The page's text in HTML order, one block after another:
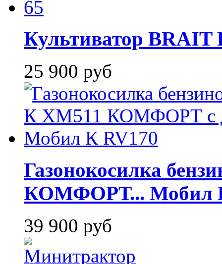
Культиватор BRAIT
25 900 руб
Газонокосилка
КОМФОРТ... Мобил
39 900 руб